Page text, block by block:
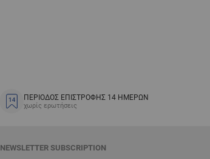
ΠΕΡΙΟΔΟΣ ΕΠΙΣΤΡΟΦΗΣ 14 ΗΜΕΡΩΝ
χωρίς ερωτήσεις
NEWSLETTER SUBSCRIPTION